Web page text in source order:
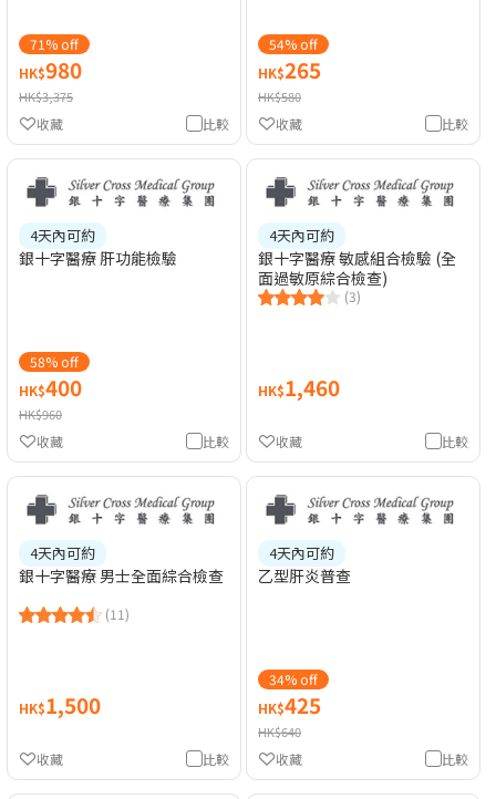
71% off
HK$980
HK$3,375
比較
收藏
54% off
HK$265
HK$580
比較
收藏
4天內可約
銀十字醫療 肝功能檢驗
58% off
HK$400
HK$960
比較
收藏
4天內可約
銀十字醫療 敏感組合檢驗 (全
面過敏原綜合檢查)
(3)
HK$1,460
比較
收藏
4天內可約
銀十字醫療 男士全面綜合檢查
(11)
HK$1,500
比較
收藏
4天內可約
乙型肝炎普查
34% off
HK$425
HK$640
比較
收藏